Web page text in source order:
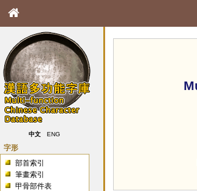
中文 ENG
字形
部首索引
筆畫索引
甲骨部件表